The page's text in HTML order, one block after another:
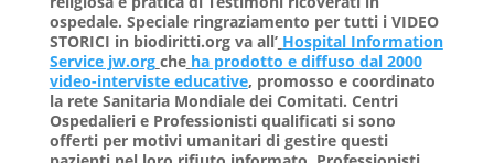
ospedale. Speciale ringraziamento per tutti i VIDEO
STORICI in biodiritti.org va all’ Hospital Information
Service jw.org che ha prodotto e diffuso dal 2000
video-interviste educative, promosso e coordinato
la rete Sanitaria Mondiale dei Comitati. Centri
Ospedalieri e Professionisti qualificati si sono
offerti per motivi umanitari di gestire questi